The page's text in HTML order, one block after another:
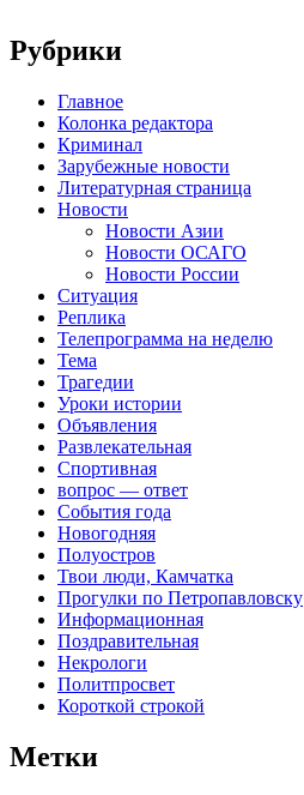
Рубрики
Главное
Колонка редактора
Криминал
Зарубежные новости
Литературная страница
Новости
Новости Азии
Новости ОСАГО
Новости России
Ситуация
Реплика
Телепрограмма на неделю
Тема
Трагедии
Уроки истории
Объявления
Развлекательная
Спортивная
вопрос — ответ
События года
Новогодняя
Полуостров
Твои люди, Камчатка
Прогулки по Петропавловску
Информационная
Поздравительная
Некрологи
Политпросвет
Короткой строкой
Метки